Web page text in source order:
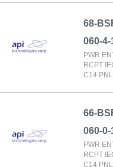
68-
060-4-
PWR
RCPT
C14 PNL
66-
060-0-
PWR
RCPT
C14 PNL